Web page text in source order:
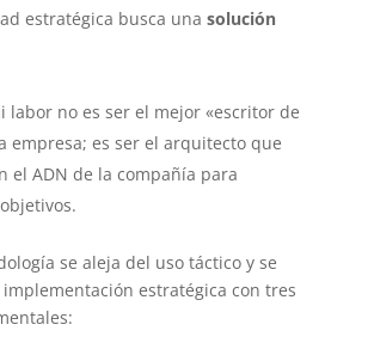
estratégica busca una solución
labor no es ser el mejor «escritor de
empresa; es ser el arquitecto que
el ADN de la compañía para
se aleja del uso táctico y se
estratégica con tres